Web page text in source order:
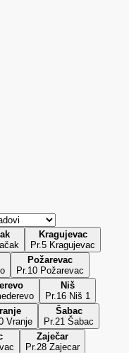
Kragujevac
Pr.5 Kragujevac
Požarevac
Pr.10 Požarevac
Niš
Pr.16 Niš 1
Vranje
Šabac
Pr.21 Šabac
Zaječar
Pr.28 Zajecar